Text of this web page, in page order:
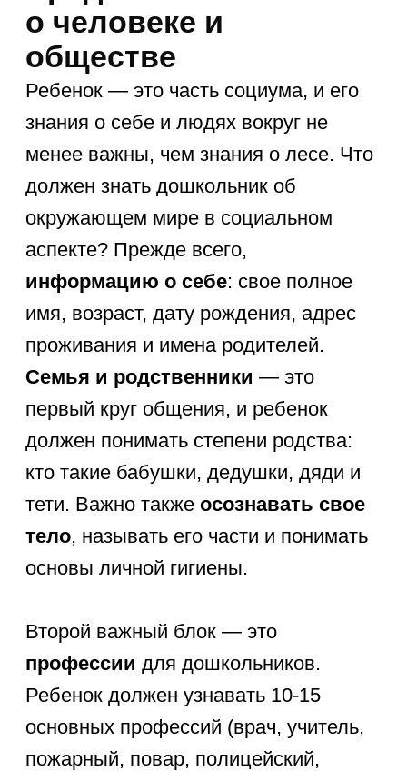
в рамках трех дней.
Месяцы
12 месяцев (хотя бы в привязке
к сезонам).
право-лево, между, над, под,
внутри, снаружи.
Развитие временных представлений
дошкольника лучше всего происходит
через использованиевизуальных
ориентации в пространстве
тренируется вактивных играх:
вперед». Когда ребенок осознает, как
устроено время и пространство
вокруг него, он становится более
и самостоятельным. Это
важнейший элемент
интеллектуального развития, который
готовности к школе.